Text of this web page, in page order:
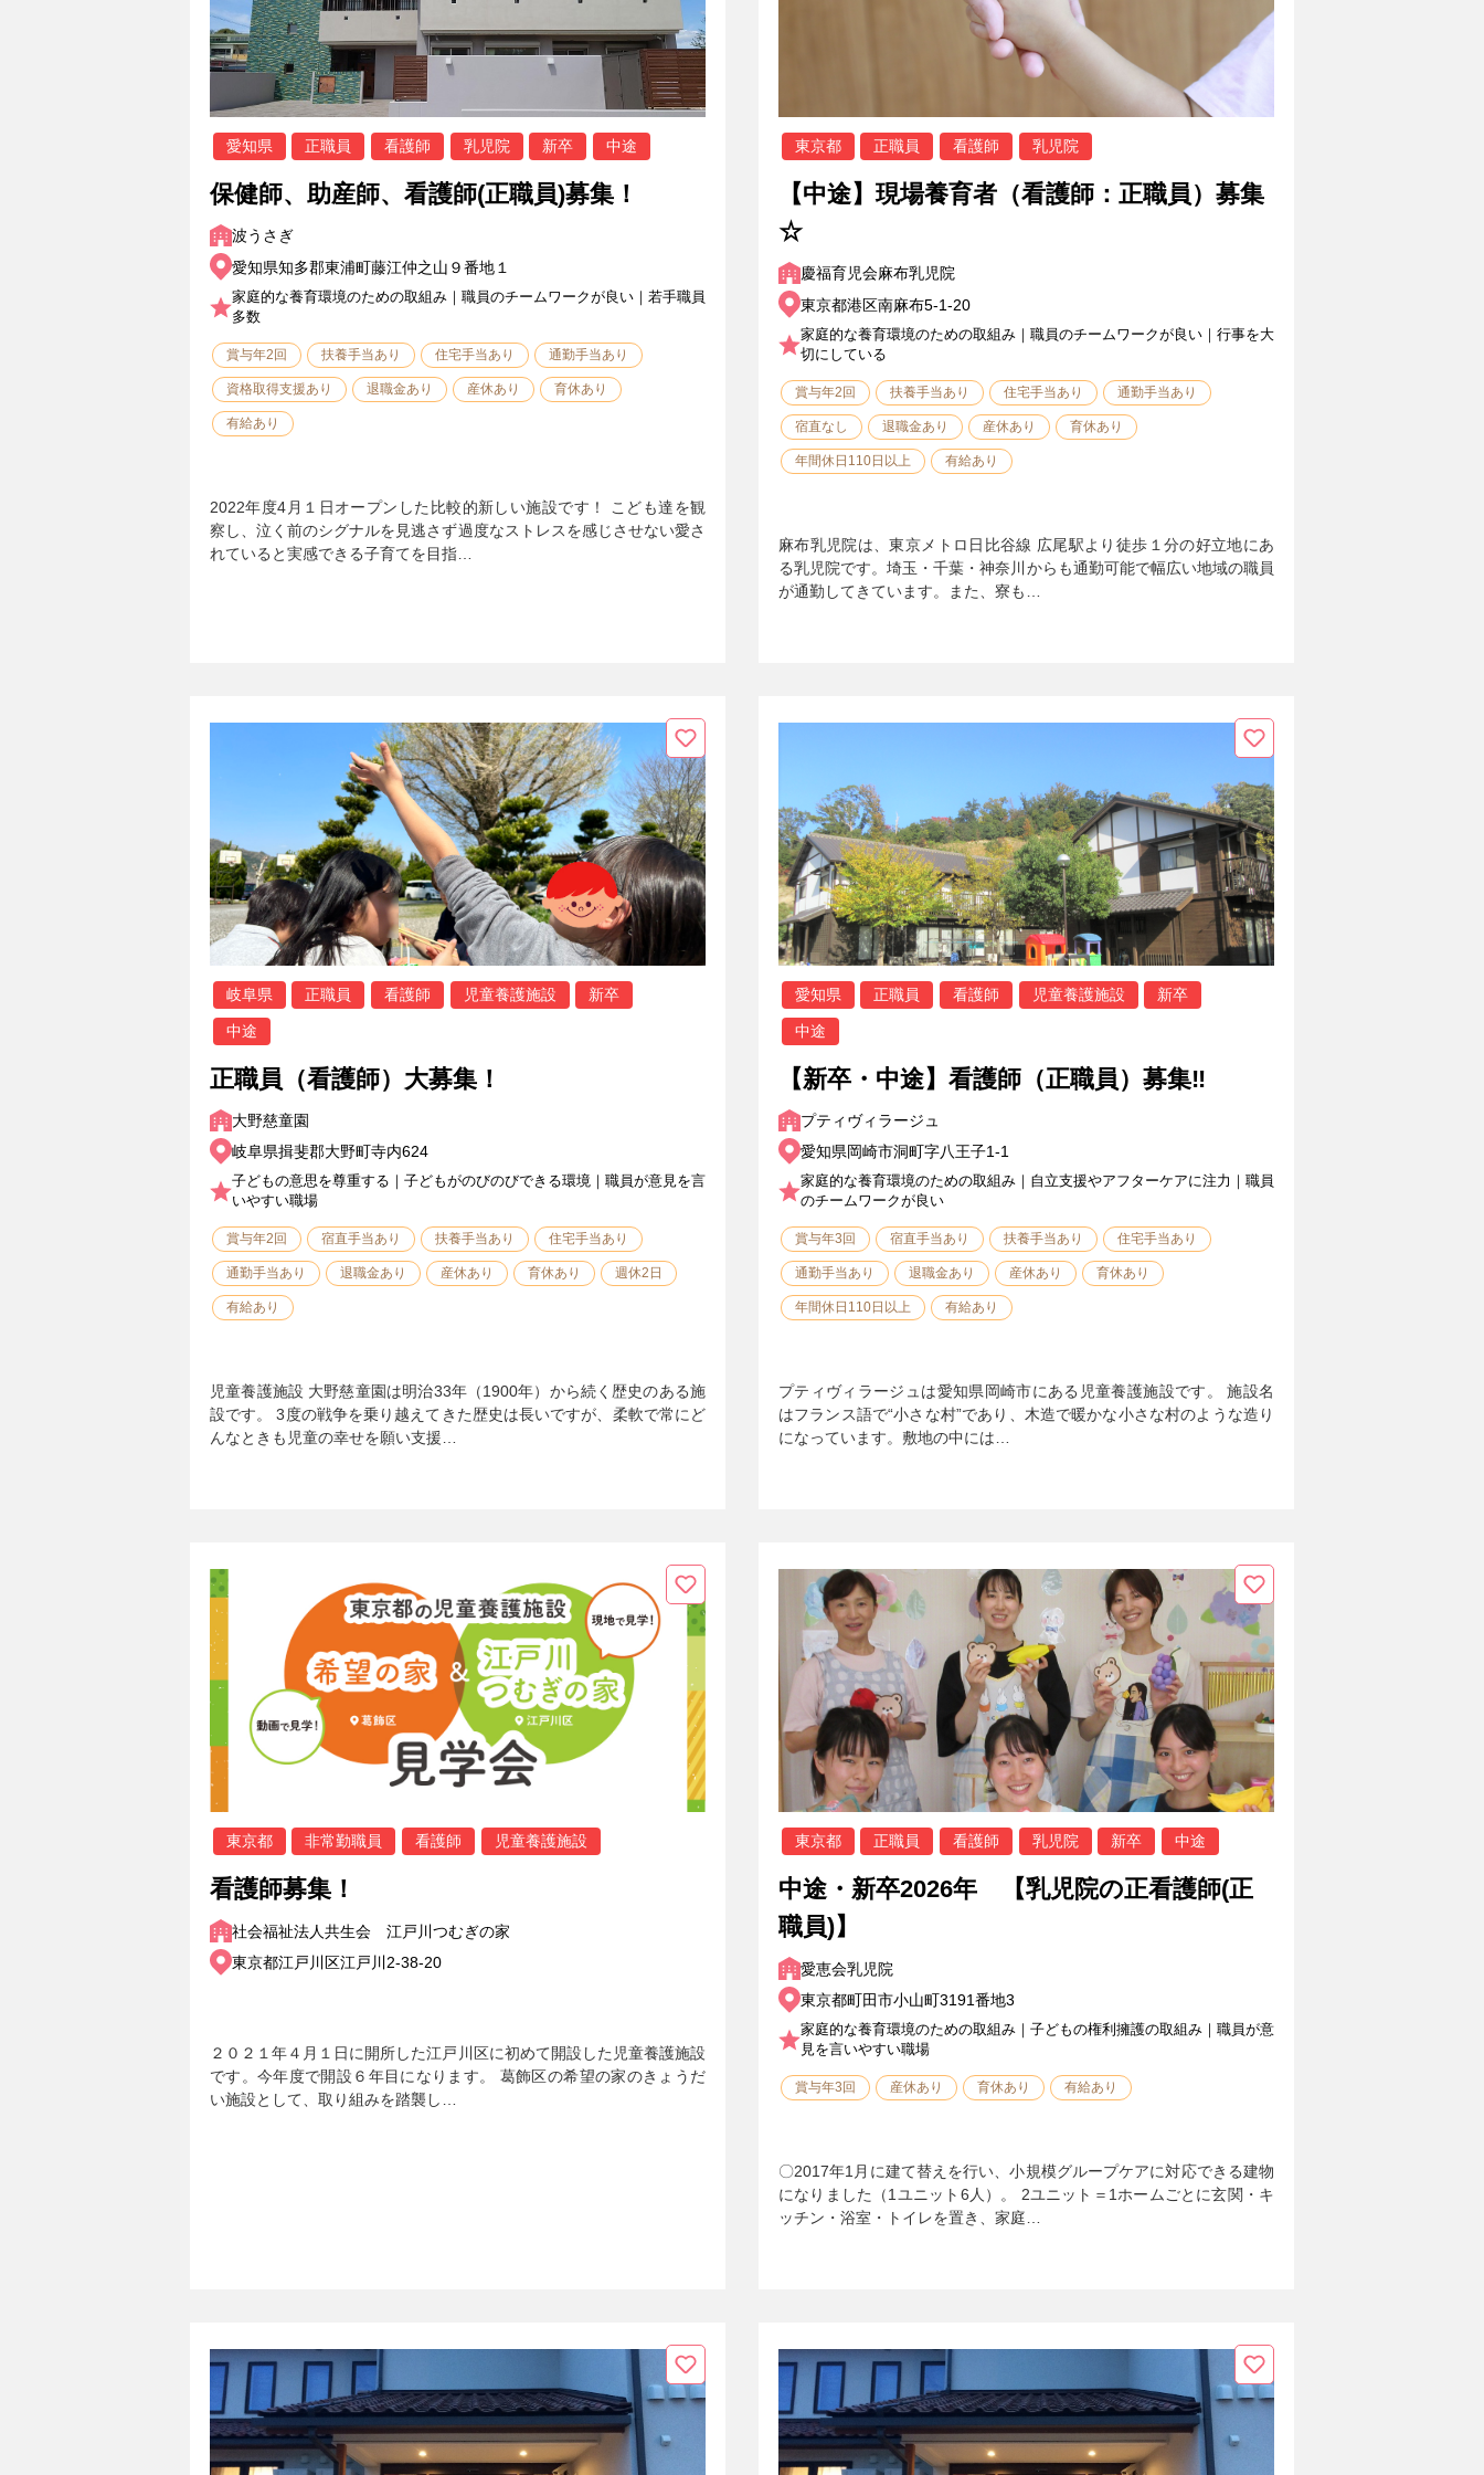
愛知県 正職員 看護師 乳児院 新卒 中途
保健師、助産師、看護師(正職員)募集！
波うさぎ
愛知県知多郡東浦町藤江仲之山９番地１
家庭的な養育環境のための取組み｜職員のチームワークが良い｜若手職員
多数
賞与年2回 扶養手当あり 住宅手当あり 通勤手当あり
資格取得支援あり 退職金あり 産休あり 育休あり
有給あり
2022年度4月１日オープンした比較的新しい施設です！ こども達を観
察し、泣く前のシグナルを見逃さず過度なストレスを感じさせない愛さ
れていると実感できる子育てを目指…
東京都 正職員 看護師 乳児院
【中途】現場養育者（看護師：正職員）募集
☆
慶福育児会麻布乳児院
東京都港区南麻布5-1-20
家庭的な養育環境のための取組み｜職員のチームワークが良い｜行事を大
切にしている
賞与年2回 扶養手当あり 住宅手当あり 通勤手当あり
宿直なし 退職金あり 産休あり 育休あり
年間休日110日以上 有給あり
麻布乳児院は、東京メトロ日比谷線 広尾駅より徒歩１分の好立地にあ
る乳児院です。埼玉・千葉・神奈川からも通勤可能で幅広い地域の職員
が通勤してきています。また、寮も…
岐阜県 正職員 看護師 児童養護施設 新卒
中途
正職員（看護師）大募集！
大野慈童園
岐阜県揖斐郡大野町寺内624
子どもの意思を尊重する｜子どもがのびのびできる環境｜職員が意見を言
いやすい職場
賞与年2回 宿直手当あり 扶養手当あり 住宅手当あり
通勤手当あり 退職金あり 産休あり 育休あり 週休2日
有給あり
児童養護施設 大野慈童園は明治33年（1900年）から続く歴史のある施
設です。 3度の戦争を乗り越えてきた歴史は長いですが、柔軟で常にど
んなときも児童の幸せを願い支援…
愛知県 正職員 看護師 児童養護施設 新卒
中途
【新卒・中途】看護師（正職員）募集‼
プティヴィラージュ
愛知県岡崎市洞町字八王子1-1
家庭的な養育環境のための取組み｜自立支援やアフターケアに注力｜職員
のチームワークが良い
賞与年3回 宿直手当あり 扶養手当あり 住宅手当あり
通勤手当あり 退職金あり 産休あり 育休あり
年間休日110日以上 有給あり
プティヴィラージュは愛知県岡崎市にある児童養護施設です。 施設名
はフランス語で“小さな村”であり、木造で暖かな小さな村のような造り
になっています。敷地の中には…
東京都 非常勤職員 看護師 児童養護施設
看護師募集！
社会福祉法人共生会 江戸川つむぎの家
東京都江戸川区江戸川2-38-20
２０２１年４月１日に開所した江戸川区に初めて開設した児童養護施設
です。今年度で開設６年目になります。 葛飾区の希望の家のきょうだ
い施設として、取り組みを踏襲し…
東京都 正職員 看護師 乳児院 新卒 中途
中途・新卒2026年 【乳児院の正看護師(正
職員)】
愛恵会乳児院
東京都町田市小山町3191番地3
家庭的な養育環境のための取組み｜子どもの権利擁護の取組み｜職員が意
見を言いやすい職場
賞与年3回 産休あり 育休あり 有給あり
〇2017年1月に建て替えを行い、小規模グループケアに対応できる建物
になりました（1ユニット6人）。 2ユニット＝1ホームごとに玄関・キ
ッチン・浴室・トイレを置き、家庭…